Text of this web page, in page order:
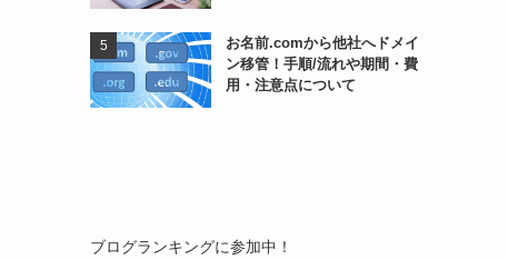
お名前.comから他社へドメイ
ン移管！手順/流れや期間・費
用・注意点について
ブログランキングに参加中！